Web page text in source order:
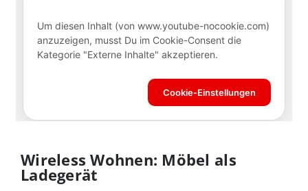
Wireless Wohnen: Möbel als
Ladegerät